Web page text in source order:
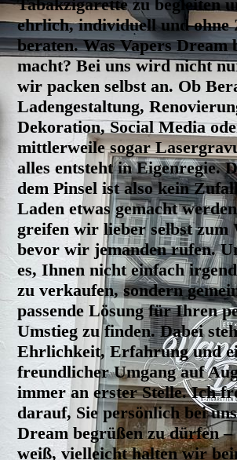
Tabakzigarette zu begleiten
ehrlich, individuell und ohne
beraten.Was Vapers Dream
macht? Bei uns wird nicht
wir packen selbst an. Ob
Ladengestaltung,
Dekoration, Social Media
mittlerweile sogar
alles entsteht in Eigenregie.
dem Pinsel ist also kein
Laden etwas gemacht
greifen wir lieber selbst zum
bevor wir jemanden rufen.
es, Ihnen nicht einfach
zu verkaufen, sondern
passende Lösung für Ihren
Umstieg zu finden. Dabei
Ehrlichkeit, Erfahrung und
freundlicher Umgang auf
immer an erster Stelle.Ich
darauf, Sie persönlich bei
Dream begrüßen zu dürfen
weiß, vielleicht halten wir